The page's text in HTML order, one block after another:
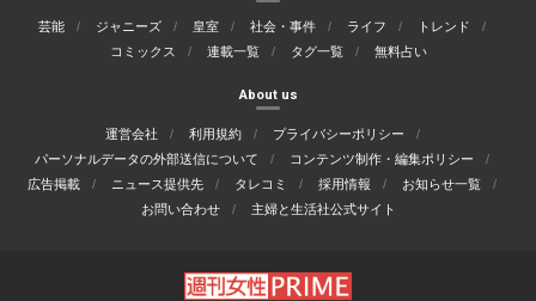
芸能 ジャニーズ 皇室 社会・事件 ライフ
トレンド
コミックス
連載一覧 タグ一覧 無料占い
About us
運営会社 利用規約
プライバシーポリシー
パーソナルデータの外部送信について
コンテンツ制作・編集ポリシー
広告掲載
ニュース提供先 タレコミ 採用情報
お知らせ一覧
お問い合わせ
主婦と生活社公式サイト